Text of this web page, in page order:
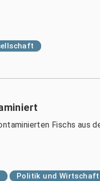
Fischs aus
Politik und Wirtschaft